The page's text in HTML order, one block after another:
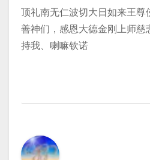
顶礼南无仁波切大日如来王尊
善神们，感恩大德金刚上师慈
持我、喇嘛钦诺